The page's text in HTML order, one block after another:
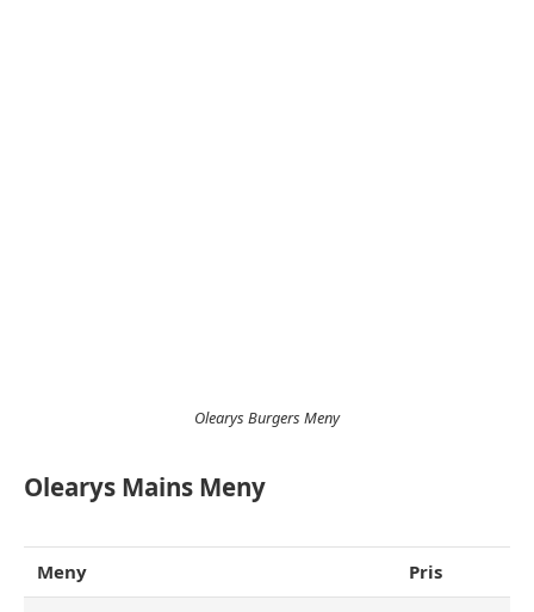
Olearys Burgers Meny
Olearys Mains Meny
Meny Pris